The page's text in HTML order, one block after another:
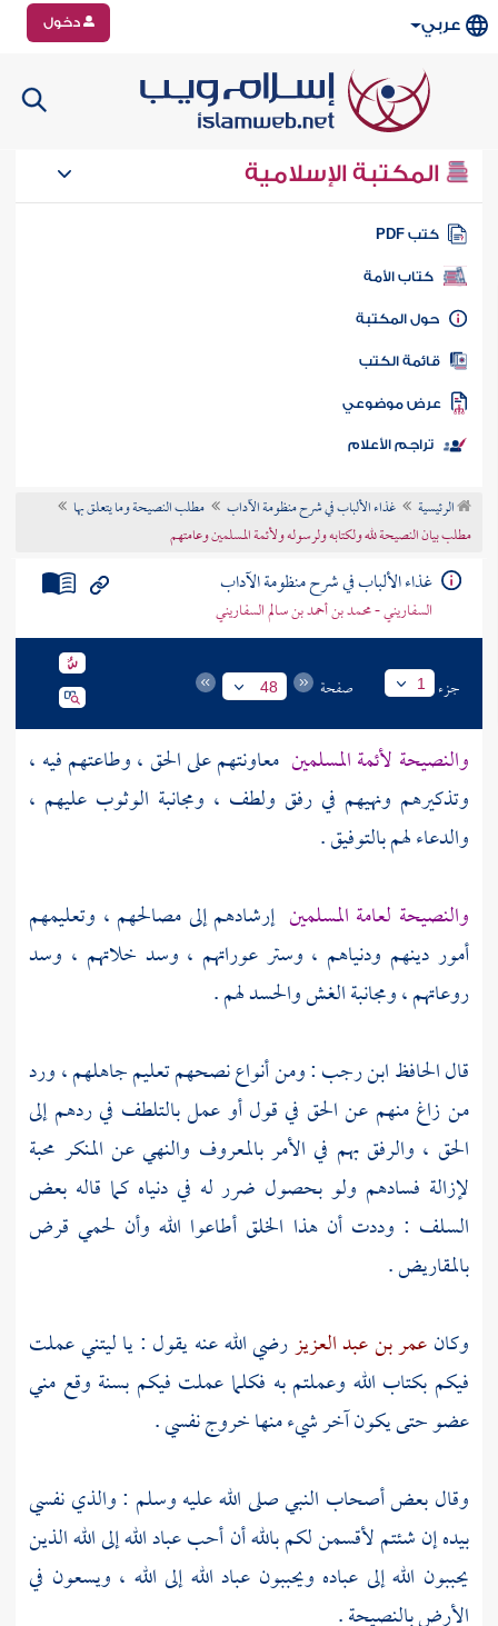
عربي دخول
المكتبة الإسلامية
كتب PDF
كتاب الأمة
المكتبة
الكتب
موضوعي
تراجم الأعلام
الرئيسية غذاء الألباب في شرح منظومة الآداب
مطلب النصيحة وما يتعلق بها
مطلب بيان النصيحة لله ولكتابه ولرسوله ولأئمة المسلمين وعامتهم
غذاء الألباب في شرح منظومة الآداب
السفاريني - محمد بن أحمد بن سالم السفاريني
جزء 1 صفحة 48
والنصيحة لأئمة المسلمين معاونتهم على الحق ، وطاعتهم فيه ،
وتذكيرهم ونهيهم في رفق ولطف ، ومجانبة الوثوب عليهم ،
والدعاء لهم بالتوفيق .
والنصيحة لعامة المسلمين إرشادهم إلى مصالحهم ، وتعليمهم
أمور دينهم ودنياهم ، وستر عوراتهم ، وسد خلاتهم ، وسد
روعاتهم ، ومجانبة الغش والحسد لهم .
قالالحافظ ابن رجب: ومن أنواع نصحهم تعليم جاهلهم ، ورد
من زاغ منهم عن الحق في قول أو عمل بالتلطف في ردهم إلى
الحق ، والرفق بهم في الأمر بالمعروف والنهي عن المنكر محبة
لإزالة فسادهم ولو بحصول ضرر له في دنياه كما قاله بعض
السلف : وددت أن هذا الخلق أطاعوا الله وأن لحمي قرض
بالمقاريض .
وكانعمر بن عبد العزيزرضي الله عنه يقول : يا ليتني عملت
فيكم بكتاب الله وعملتم به فكلما عملت فيكم بسنة وقع مني
عضو حتى يكون آخر شيء منها خروج نفسي .
وقال بعض أصحاب النبي صلى الله عليه وسلم : والذي نفسي
بيده إن شئتم لأقسمن لكم بالله أن أحب عباد الله إلى الله الذين
يحببون الله إلى عباده ويحببون عباد الله إلى الله ، ويسعون في
الأرض بالنصيحة .